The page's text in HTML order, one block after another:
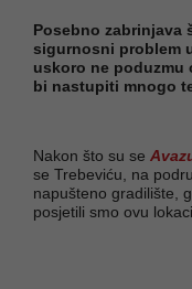
Posebno zabrinjava
sigurnosni problem
uskoro ne poduzmu
bi nastupiti mnogo
Nakon što su se
se Trebeviću, na
napušteno gradilište,
posjetili smo ovu